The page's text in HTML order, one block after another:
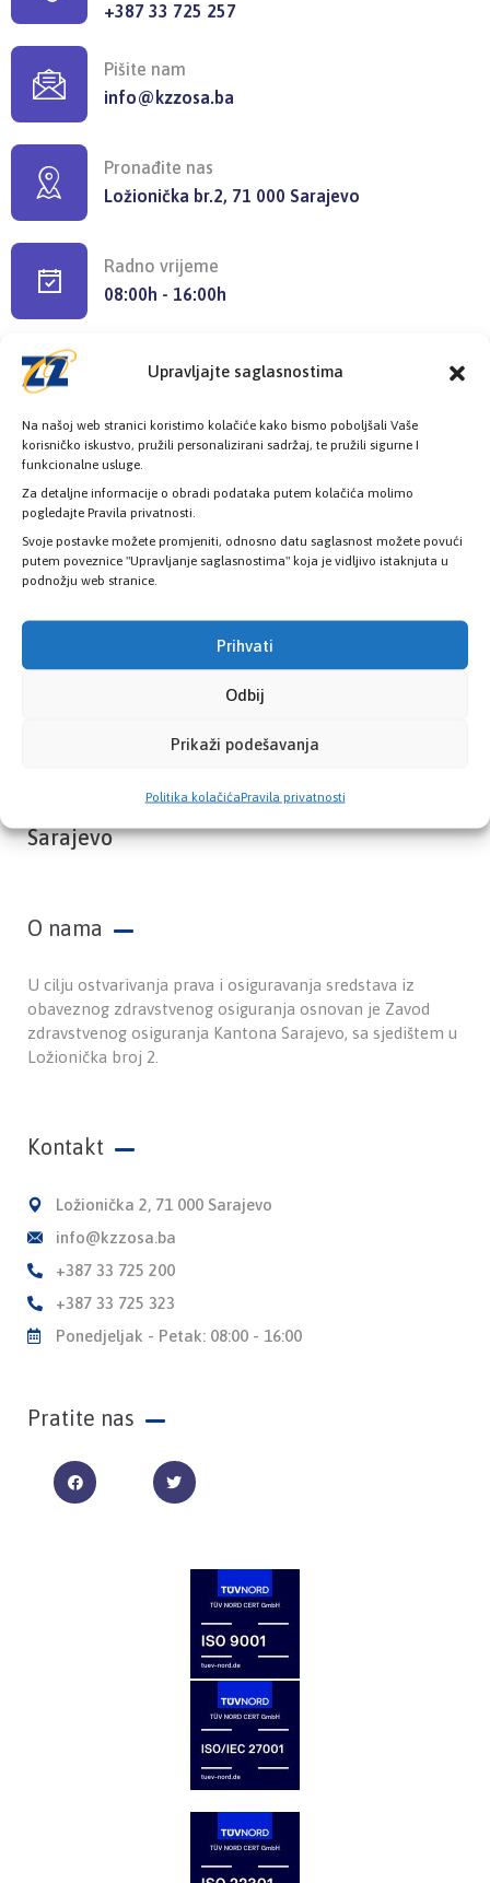
Upravljajte saglasnostima
Na našoj web stranici koristimo kolačiće kako bismo poboljšali Vaše
korisničko iskustvo, pružili personalizirani sadržaj, te pružili sigurne I
funkcionalne usluge.
Za detaljne informacije o obradi podataka putem kolačića molimo
pogledajte Pravila privatnosti.
Svoje postavke možete promjeniti, odnosno datu saglasnost možete povući
putem poveznice "Upravljanje saglasnostima" koja je vidljivo istaknjuta u
podnožju web stranice.
Prihvati
Odbij
Prikaži podešavanja
Politika kolačićaPravila privatnosti
+387 33 725 257
Pišite nam
info@kzzosa.ba
Pronađite nas
Ložionička br.2, 71 000 Sarajevo
Radno vrijeme
08:00h - 16:00h
Provjerite status vaše elektronske
zdravstvene kartice
PROVJERITE STATUS
Zavod zdravstvenog osiguranja Kantona
Sarajevo
O nama
U cilju ostvarivanja prava i osiguravanja sredstava iz
obaveznog zdravstvenog osiguranja osnovan je Zavod
zdravstvenog osiguranja Kantona Sarajevo, sa sjedištem u
Ložionička broj 2.
Kontakt
Ložionička 2, 71 000 Sarajevo
info@kzzosa.ba
+387 33 725 200
+387 33 725 323
Ponedjeljak - Petak: 08:00 - 16:00
Pratite nas